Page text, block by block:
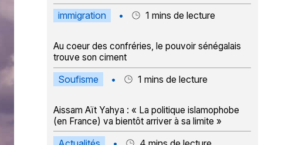
immigration • 1 mins de lecture
Au coeur des confréries, le pouvoir sénégalais
trouve son ciment
Soufisme • 1 mins de lecture
Aissam Aït Yahya : « La politique islamophobe
(en France) va bientôt arriver à sa limite »